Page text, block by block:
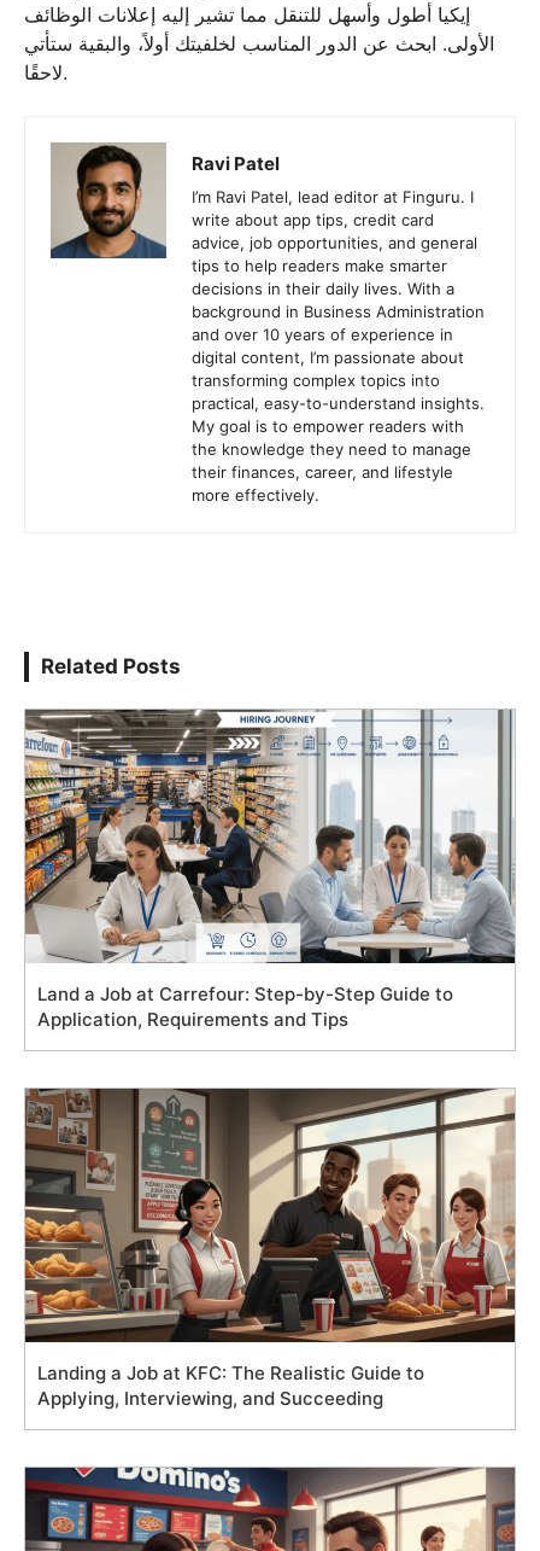
إيكيا أطول وأسهل للتنقل مما تشير إليه إعلانات الوظائف
الأولى. ابحث عن الدور المناسب لخلفيتك أولاً، والبقية ستأتي
لاحقًا.
Ravi Patel
I’m Ravi Patel, lead editor at Finguru. I
write about app tips, credit card
advice, job opportunities, and general
tips to help readers make smarter
decisions in their daily lives. With a
background in Business Administration
and over 10 years of experience in
digital content, I’m passionate about
transforming complex topics into
practical, easy-to-understand insights.
My goal is to empower readers with
the knowledge they need to manage
their finances, career, and lifestyle
more effectively.
Related Posts
Land a Job at Carrefour: Step-by-Step Guide to
Application, Requirements and Tips
Landing a Job at KFC: The Realistic Guide to
Applying, Interviewing, and Succeeding